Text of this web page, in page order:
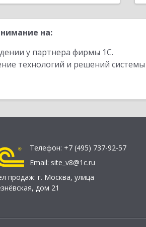
на:
у партнера фирмы 1С.
технологий и решений
Телефон: +7 (495) 737-92-57
Email: site_v8@1c.ru
продаж: г. Москва, улица
дом 21